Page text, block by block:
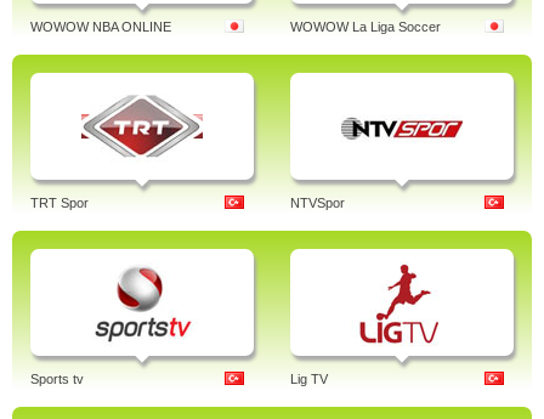
WOWOW NBA ONLINE WOWOW La Liga Soccer
TRT Spor NTVSpor
Sports tv Lig TV